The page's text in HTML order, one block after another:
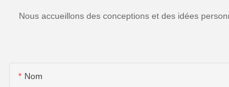
Nous accueillons des conceptions et des idées
Nom